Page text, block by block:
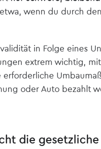
wenn du durch den
in Folge eines
extrem wichtig,
erforderliche
oder Auto bezahlt
die